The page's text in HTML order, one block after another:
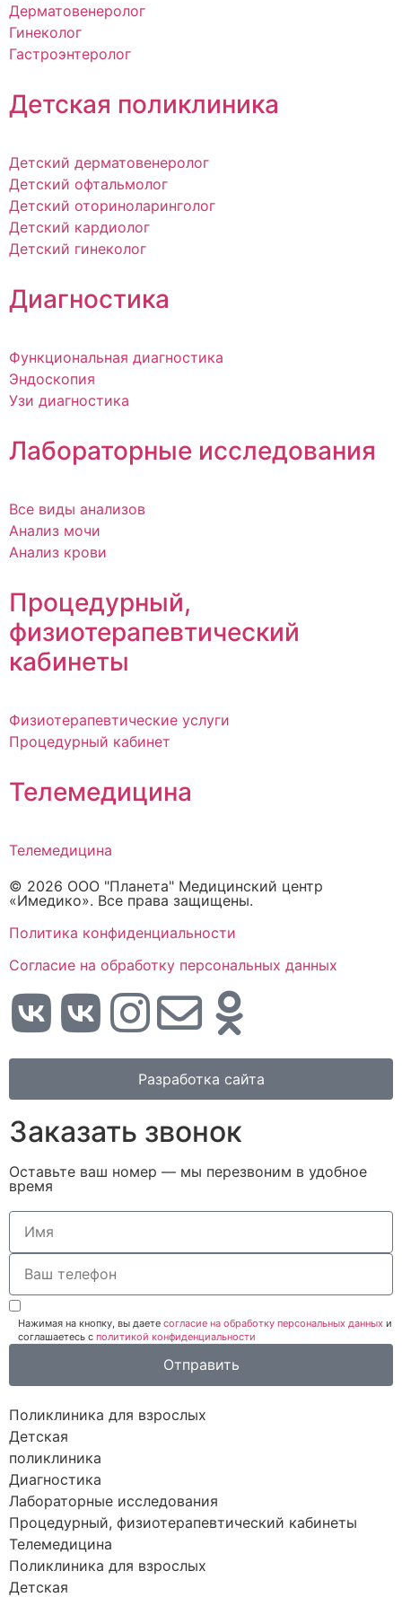
Дерматовенеролог
Гинеколог
Гастроэнтеролог
Детская поликлиника
Детский дерматовенеролог
Детский офтальмолог
Детский оториноларинголог
Детский кардиолог
Детский гинеколог
Диагностика
Функциональная диагностика
Эндоскопия
Узи диагностика
Лабораторные исследования
Все виды анализов
Анализ мочи
Анализ крови
Процедурный,
физиотерапевтический
кабинеты
Физиотерапевтические услуги
Процедурный кабинет
Телемедицина
Телемедицина
© 2026 ООО "Планета" Медицинский центр
«Имедико». Все права защищены.
Политика конфиденциальности
Cогласие на обработку персональных данных
Разработка сайта
Заказать звонок
Оставьте ваш номер — мы перезвоним в удобное
время
Нажимая на кнопку, вы даете согласие на обработку персональных данных и
соглашаетесь c политикой конфиденциальности
Отправить
Поликлиника для взрослых
Детская
поликлиника
Диагностика
Лабораторные исследования
Процедурный, физиотерапевтический кабинеты
Телемедицина
Поликлиника для взрослых
Детская